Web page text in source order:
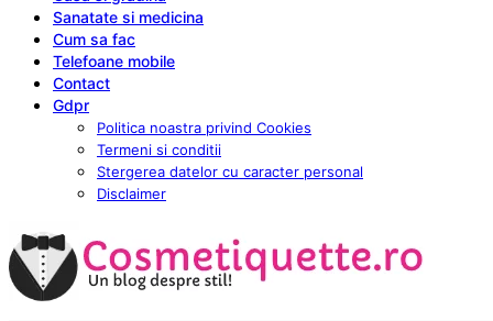
Sanatate si medicina
Cum sa fac
Telefoane mobile
Contact
Gdpr
Politica noastra privind Cookies
Termeni si conditii
Stergerea datelor cu caracter personal
Disclaimer